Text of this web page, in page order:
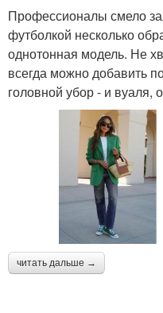
Профессионалы смело
футболкой несколько
однотонная модель. Не
всегда можно добавить
головной убор - и вуаля,
читать дальше →